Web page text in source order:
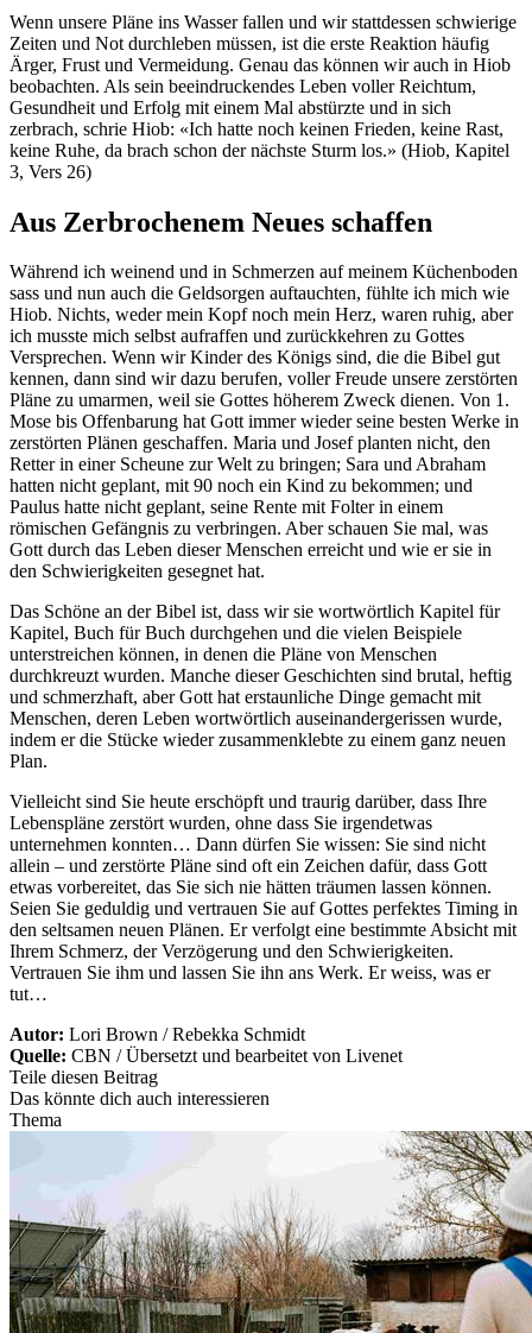
Wenn unsere Pläne ins Wasser fallen und wir stattdessen schwierige
Zeiten und Not durchleben müssen, ist die erste Reaktion häufig
Ärger, Frust und Vermeidung. Genau das können wir auch in Hiob
beobachten. Als sein beeindruckendes Leben voller Reichtum,
Gesundheit und Erfolg mit einem Mal abstürzte und in sich
zerbrach, schrie Hiob: «Ich hatte noch keinen Frieden, keine Rast,
keine Ruhe, da brach schon der nächste Sturm los.» (Hiob, Kapitel
3, Vers 26)
Aus Zerbrochenem Neues schaffen
Während ich weinend und in Schmerzen auf meinem Küchenboden
sass und nun auch die Geldsorgen auftauchten, fühlte ich mich wie
Hiob. Nichts, weder mein Kopf noch mein Herz, waren ruhig, aber
ich musste mich selbst aufraffen und zurückkehren zu Gottes
Versprechen. Wenn wir Kinder des Königs sind, die die Bibel gut
kennen, dann sind wir dazu berufen, voller Freude unsere zerstörten
Pläne zu umarmen, weil sie Gottes höherem Zweck dienen. Von 1.
Mose bis Offenbarung hat Gott immer wieder seine besten Werke in
zerstörten Plänen geschaffen. Maria und Josef planten nicht, den
Retter in einer Scheune zur Welt zu bringen; Sara und Abraham
hatten nicht geplant, mit 90 noch ein Kind zu bekommen; und
Paulus hatte nicht geplant, seine Rente mit Folter in einem
römischen Gefängnis zu verbringen. Aber schauen Sie mal, was
Gott durch das Leben dieser Menschen erreicht und wie er sie in
den Schwierigkeiten gesegnet hat.
Das Schöne an der Bibel ist, dass wir sie wortwörtlich Kapitel für
Kapitel, Buch für Buch durchgehen und die vielen Beispiele
unterstreichen können, in denen die Pläne von Menschen
durchkreuzt wurden. Manche dieser Geschichten sind brutal, heftig
und schmerzhaft, aber Gott hat erstaunliche Dinge gemacht mit
Menschen, deren Leben wortwörtlich auseinandergerissen wurde,
indem er die Stücke wieder zusammenklebte zu einem ganz neuen
Plan.
Vielleicht sind Sie heute erschöpft und traurig darüber, dass Ihre
Lebenspläne zerstört wurden, ohne dass Sie irgendetwas
unternehmen konnten… Dann dürfen Sie wissen: Sie sind nicht
allein – und zerstörte Pläne sind oft ein Zeichen dafür, dass Gott
etwas vorbereitet, das Sie sich nie hätten träumen lassen können.
Seien Sie geduldig und vertrauen Sie auf Gottes perfektes Timing in
den seltsamen neuen Plänen. Er verfolgt eine bestimmte Absicht mit
Ihrem Schmerz, der Verzögerung und den Schwierigkeiten.
Vertrauen Sie ihm und lassen Sie ihn ans Werk. Er weiss, was er
tut…
Autor: Lori Brown / Rebekka Schmidt
Quelle: CBN / Übersetzt und bearbeitet von Livenet
Teile diesen Beitrag
Das könnte dich auch interessieren
Thema